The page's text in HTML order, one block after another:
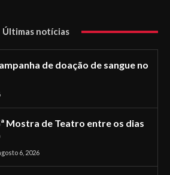
Últimas notícias
de doação de sangue no
Mostra de Teatro entre os dias
6, 2026